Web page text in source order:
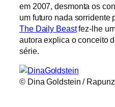
em 2007, desmonta os
um futuro nada sorridente
The Daily Beastfez-lhe
autora explica o conceito
série.
© Dina Goldstein /